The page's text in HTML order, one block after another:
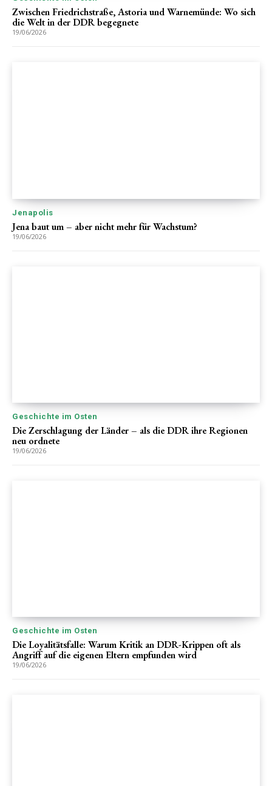
Zwischen Friedrichstraße, Astoria und Warnemünde: Wo sich
die Welt in der DDR begegnete
19/06/2026
Jenapolis
Jena baut um – aber nicht mehr für Wachstum?
19/06/2026
Geschichte im Osten
Die Zerschlagung der Länder – als die DDR ihre Regionen
neu ordnete
19/06/2026
Geschichte im Osten
Die Loyalitätsfalle: Warum Kritik an DDR-Krippen oft als
Angriff auf die eigenen Eltern empfunden wird
19/06/2026